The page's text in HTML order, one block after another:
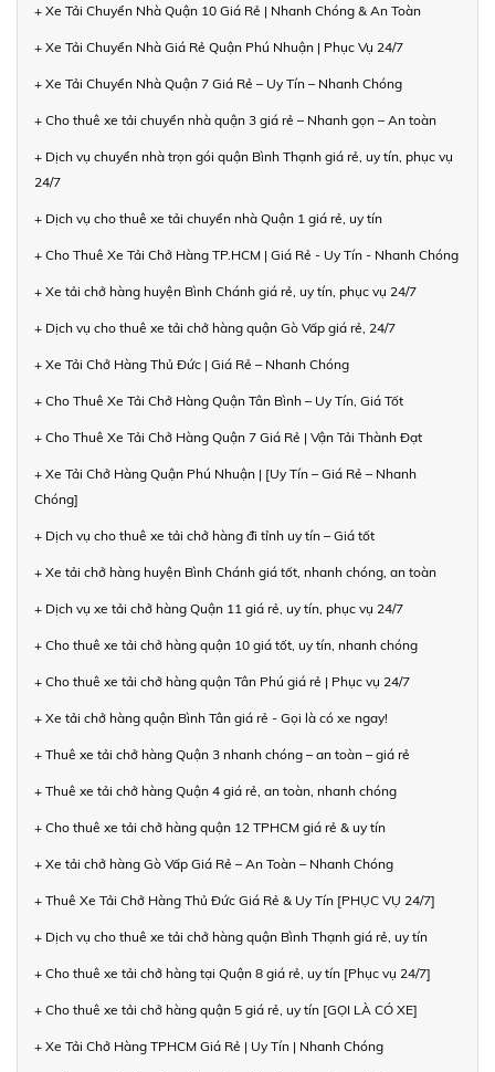
+ Xe Tải Chuyển Nhà Quận 10 Giá Rẻ | Nhanh Chóng & An Toàn
+ Xe Tải Chuyển Nhà Giá Rẻ Quận Phú Nhuận | Phục Vụ 24/7
+ Xe Tải Chuyển Nhà Quận 7 Giá Rẻ – Uy Tín – Nhanh Chóng
+ Cho thuê xe tải chuyển nhà quận 3 giá rẻ – Nhanh gọn – An toàn
+ Dịch vụ chuyển nhà trọn gói quận Bình Thạnh giá rẻ, uy tín, phục vụ
24/7
+ Dịch vụ cho thuê xe tải chuyển nhà Quận 1 giá rẻ, uy tín
+ Cho Thuê Xe Tải Chở Hàng TP.HCM | Giá Rẻ - Uy Tín - Nhanh Chóng
+ Xe tải chở hàng huyện Bình Chánh giá rẻ, uy tín, phục vụ 24/7
+ Dịch vụ cho thuê xe tải chở hàng quận Gò Vấp giá rẻ, 24/7
+ Xe Tải Chở Hàng Thủ Đức | Giá Rẻ – Nhanh Chóng
+ Cho Thuê Xe Tải Chở Hàng Quận Tân Bình – Uy Tín, Giá Tốt
+ Cho Thuê Xe Tải Chở Hàng Quận 7 Giá Rẻ | Vận Tải Thành Đạt
+ Xe Tải Chở Hàng Quận Phú Nhuận | [Uy Tín – Giá Rẻ – Nhanh
Chóng]
+ Dịch vụ cho thuê xe tải chở hàng đi tỉnh uy tín – Giá tốt
+ Xe tải chở hàng huyện Bình Chánh giá tốt, nhanh chóng, an toàn
+ Dịch vụ xe tải chở hàng Quận 11 giá rẻ, uy tín, phục vụ 24/7
+ Cho thuê xe tải chở hàng quận 10 giá tốt, uy tín, nhanh chóng
+ Cho thuê xe tải chở hàng quận Tân Phú giá rẻ | Phục vụ 24/7
+ Xe tải chở hàng quận Bình Tân giá rẻ - Gọi là có xe ngay!
+ Thuê xe tải chở hàng Quận 3 nhanh chóng – an toàn – giá rẻ
+ Thuê xe tải chở hàng Quận 4 giá rẻ, an toàn, nhanh chóng
+ Cho thuê xe tải chở hàng quận 12 TPHCM giá rẻ & uy tín
+ Xe tải chở hàng Gò Vấp Giá Rẻ – An Toàn – Nhanh Chóng
+ Thuê Xe Tải Chở Hàng Thủ Đức Giá Rẻ & Uy Tín [PHỤC VỤ 24/7]
+ Dịch vụ cho thuê xe tải chở hàng quận Bình Thạnh giá rẻ, uy tín
+ Cho thuê xe tải chở hàng tại Quận 8 giá rẻ, uy tín [Phục vụ 24/7]
+ Cho thuê xe tải chở hàng quận 5 giá rẻ, uy tín [GỌI LÀ CÓ XE]
+ Xe Tải Chở Hàng TPHCM Giá Rẻ | Uy Tín | Nhanh Chóng